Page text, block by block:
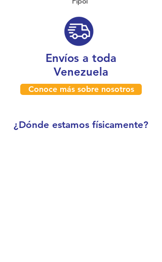
Envíos a toda
Venezuela
Conoce más sobre nosotros
¿Dónde estamos físicamente?